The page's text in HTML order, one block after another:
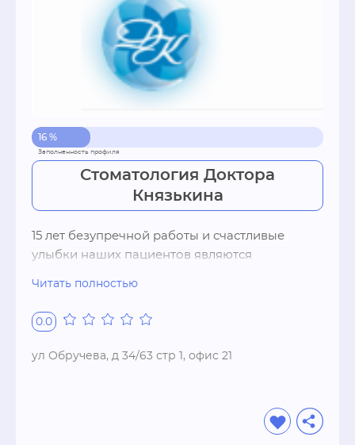
16 %
Стоматология Доктора
Князькина
15 лет безупречной работы и счастливые
улыбки наших пациентов являются
коллектив готов оказать весь спектр
стоматологических услуг на самом
современном уровне.
Читать полностью
0.0
ул Обручева, д 34/63 стр 1, офис 21